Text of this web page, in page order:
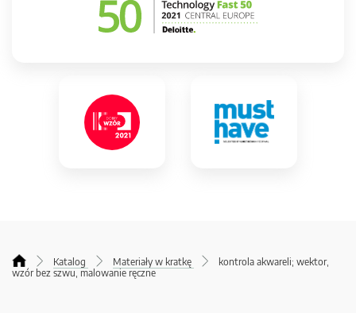
Katalog Materiały w kratkę
kontrola akwareli; wektor,
wzór bez szwu, malowanie ręczne